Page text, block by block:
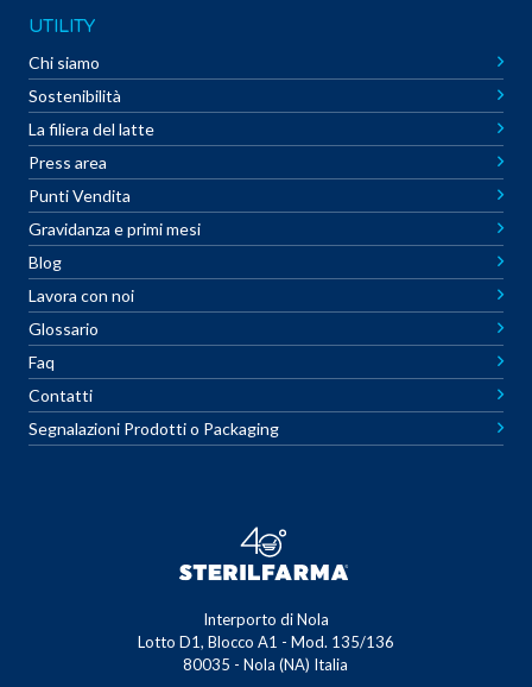
UTILITY
Chi siamo
Sostenibilità
La filiera del latte
Press area
Punti Vendita
Gravidanza e primi mesi
Blog
Lavora con noi
Glossario
Faq
Contatti
Segnalazioni Prodotti o Packaging
Interporto di Nola
Lotto D1, Blocco A1 - Mod. 135/136
80035 - Nola (NA) Italia